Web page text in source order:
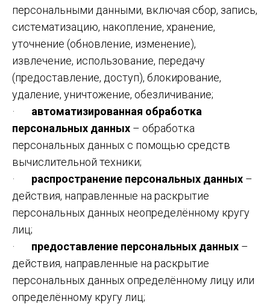
персональными данными, включая сбор, запись,
систематизацию, накопление, хранение,
уточнение (обновление, изменение),
извлечение, использование, передачу
(предоставление, доступ), блокирование,
удаление, уничтожение, обезличивание;
· автоматизированная обработка
персональных данных – обработка
персональных данных с помощью средств
вычислительной техники;
· распространение персональных данных –
действия, направленные на раскрытие
персональных данных неопределённому кругу
лиц;
· предоставление персональных данных –
действия, направленные на раскрытие
персональных данных определённому лицу или
определённому кругу лиц;